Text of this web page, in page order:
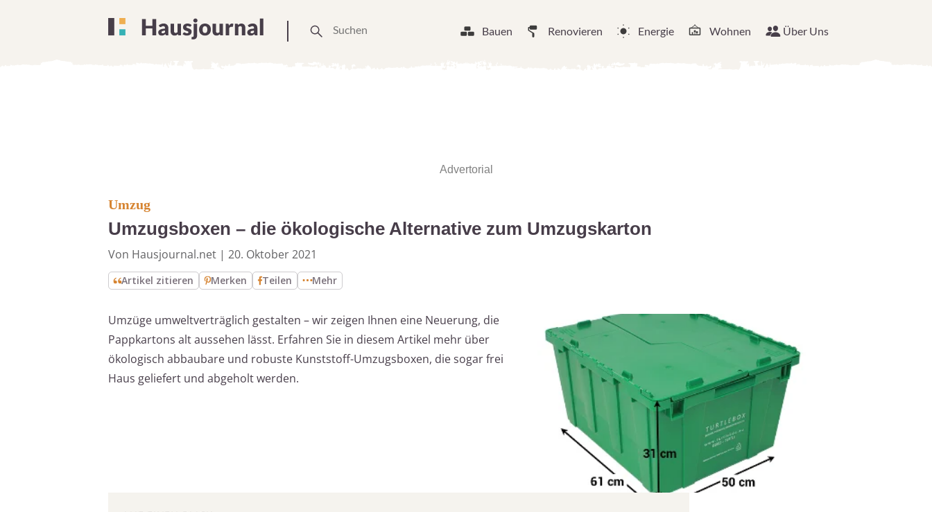
Bauen Renovieren Energie Wohnen Über Uns
Advertorial
Umzug
Umzugsboxen – die ökologische Alternative zum Umzugskarton
Von Hausjournal.net | 20. Oktober 2021
Artikel zitieren Merken Teilen Mehr
Umzüge umweltverträglich gestalten – wir zeigen Ihnen eine Neuerung, die
Pappkartons alt aussehen lässt. Erfahren Sie in diesem Artikel mehr über
ökologisch abbaubare und robuste Kunststoff-Umzugsboxen, die sogar frei
Haus geliefert und abgeholt werden.